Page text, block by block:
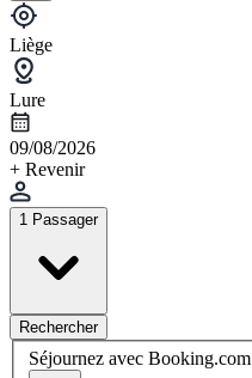
Liège
Lure
09/08/2026
+ Revenir
1 Passager
Rechercher
Séjournez avec Booking.com